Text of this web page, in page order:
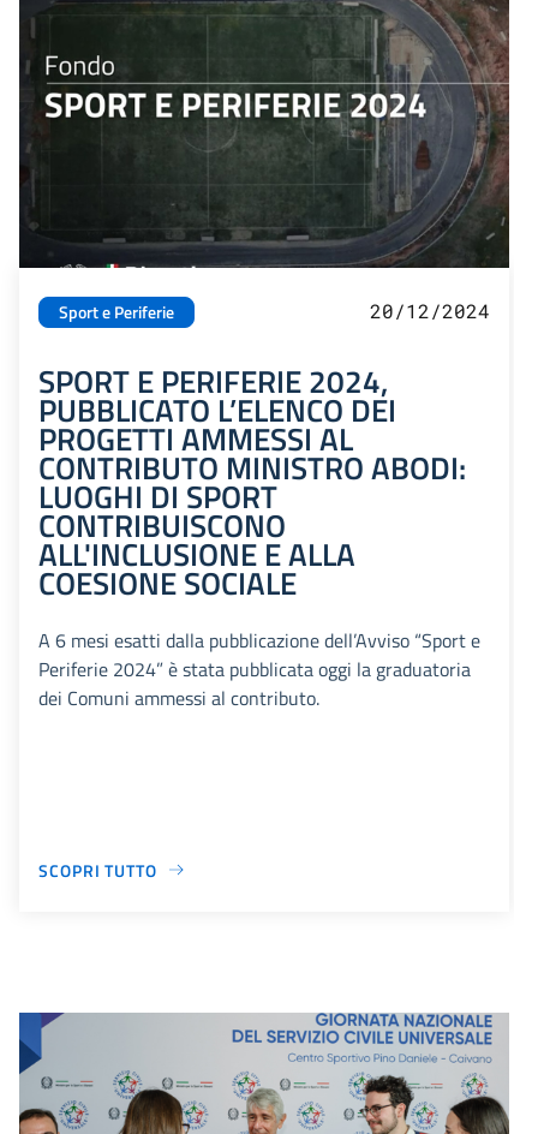
Sport e Periferie 20/12/2024
SPORT E PERIFERIE 2024,
PUBBLICATO L’ELENCO DEI
PROGETTI AMMESSI AL
CONTRIBUTO MINISTRO ABODI:
LUOGHI DI SPORT
CONTRIBUISCONO
ALL'INCLUSIONE E ALLA
COESIONE SOCIALE
A 6 mesi esatti dalla pubblicazione dell’Avviso “Sport e
Periferie 2024” è stata pubblicata oggi la graduatoria
dei Comuni ammessi al contributo.
SCOPRI TUTTO